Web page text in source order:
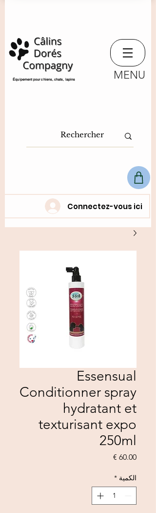
​Équipement pour chiens, chats, lapins MENU
Connectez-vous ici
Essensual
Conditionner spray
hydratant et
texturisant expo
250ml
السعر
الكمية *